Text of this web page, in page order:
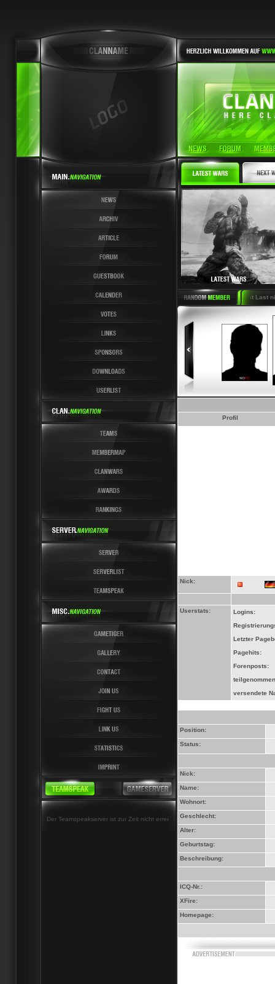
Der Teamspeakserver ist zur Zeit nicht erreichbar!
Latest News 6 Latest Last
Profil
Nick:
Userstats:
Logins:
Letzter
Pagehits:
Forenposts:
versendete
Position:
Status:
Nick:
Name:
Wohnort:
Geschlecht:
Alter:
Geburtstag:
Beschreibung:
ICQ-Nr.:
XFire:
Homepage: